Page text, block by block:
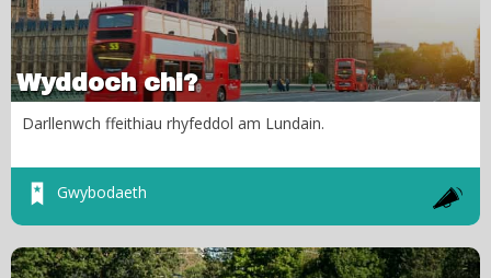
Wyddoch chi?
Darllenwch ffeithiau rhyfeddol am Lundain.
Gwybodaeth